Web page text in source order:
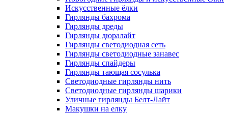
Искусственные ёлки
Гирлянды бахрома
Гирлянды дреды
Гирлянды дюралайт
Гирлянды светодиодная сеть
Гирлянды светодиодные занавес
Гирлянды спайдеры
Гирлянды тающая сосулька
Светодиодные гирлянды нить
Светодиодные гирлянды шарики
Уличные гирлянды Белт-Лайт
Макушки на елку